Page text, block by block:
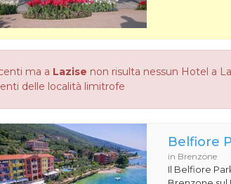
ma a Lazise non risulta nessun Hotel a
delle località limitrofe
Belfiore
in Brenzone
Il Belfiore